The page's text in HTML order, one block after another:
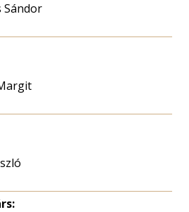
Sándor